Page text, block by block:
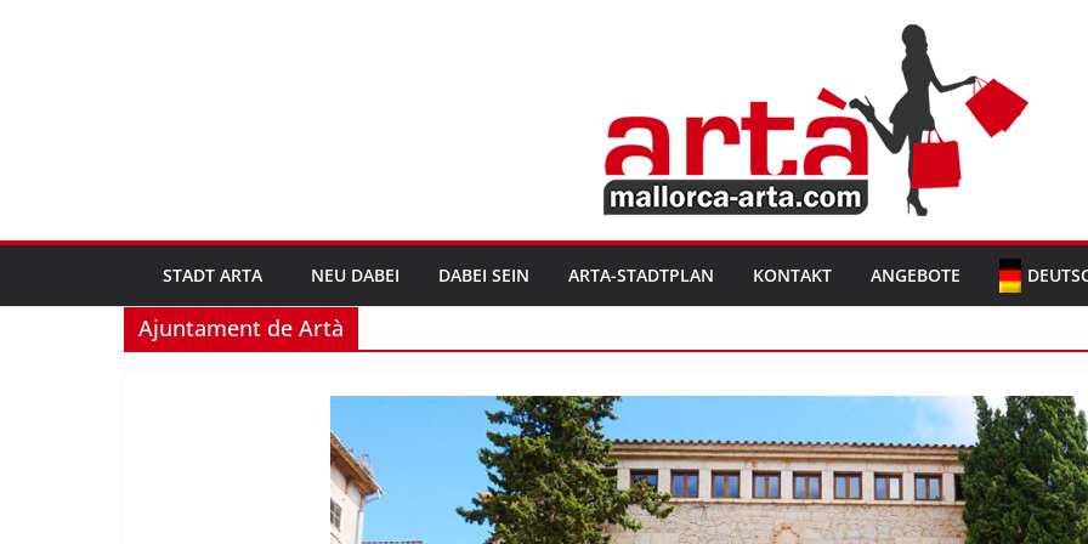
STADT ARTA NEU DABEI DABEI SEIN ARTA-STADTPLAN KONTAKT ANGEBOTE
Ajuntament de Artà